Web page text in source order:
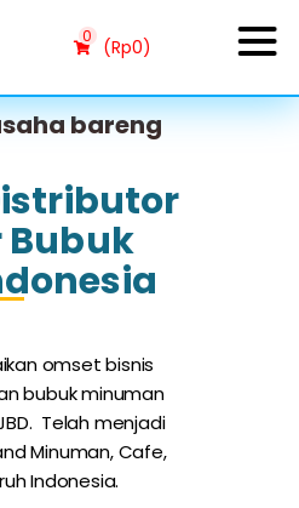
0 (Rp0)
bareng
Bubuk
omset bisnis
bubuk minuman
Telah menjadi
Minuman, Cafe,
Indonesia.